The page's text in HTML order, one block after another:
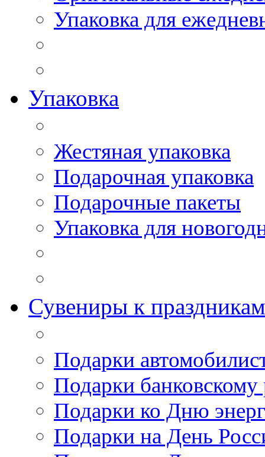
Упаковка для
Упаковка
Жестяная упаковка
Подарочная упаковка
Подарочные пакеты
Упаковка для
Сувениры к праздникам
Подарки
Подарки банковскому
Подарки ко Дню
Подарки на День